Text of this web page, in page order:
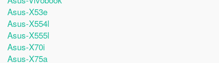
Asus-X53e
Asus-X554l
Asus-X555l
Asus-X70i
Asus-X75a